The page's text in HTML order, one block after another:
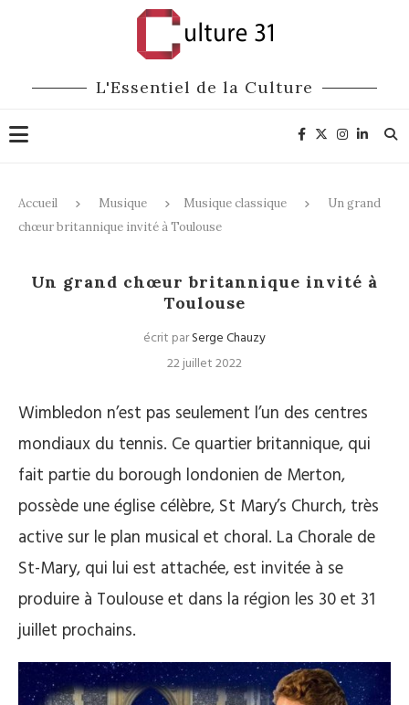
L'Essentiel de la Culture
Accueil Musique Musique classique
Un grand
chœur britannique invité à Toulouse
Un grand chœur britannique invité à
Toulouse
écrit parSerge Chauzy
22 juillet 2022
Wimbledon n’est pas seulement l’un des centres
mondiaux du tennis. Ce quartier britannique, qui
fait partie du borough londonien de Merton,
possède une église célèbre, St Mary’s Church, très
active sur le plan musical et choral. La Chorale de
St-Mary, qui lui est attachée, est invitée à se
produire à Toulouse et dans la région les 30 et 31
juillet prochains.